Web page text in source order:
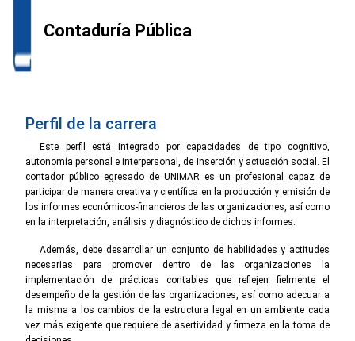
Contaduría Pública
Perfil de la carrera
Este perfil está integrado por capacidades de tipo cognitivo,
autonomía personal e interpersonal, de inserción y actuación social. El
contador público egresado de UNIMAR es un profesional capaz de
participar de manera creativa y científica en la producción y emisión de
los informes económicos-financieros de las organizaciones, así como
en la interpretación, análisis y diagnóstico de dichos informes.
Además, debe desarrollar un conjunto de habilidades y actitudes
necesarias para promover dentro de las organizaciones la
implementación de prácticas contables que reflejen fielmente el
desempeño de la gestión de las organizaciones, así como adecuar a
la misma a los cambios de la estructura legal en un ambiente cada
vez más exigente que requiere de asertividad y firmeza en la toma de